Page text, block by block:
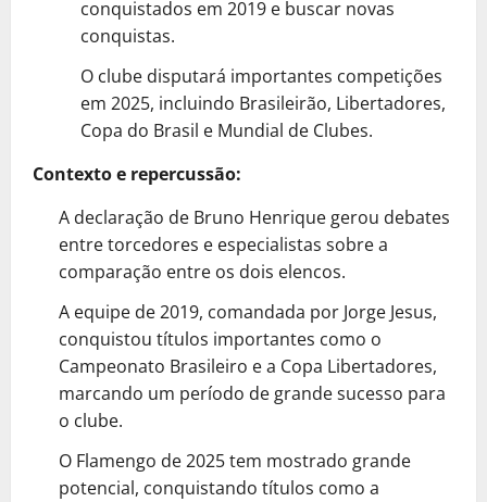
conquistados em 2019 e buscar novas
conquistas.
O clube disputará importantes competições
em 2025, incluindo Brasileirão, Libertadores,
Copa do Brasil e Mundial de Clubes.
Contexto e repercussão:
A declaração de Bruno Henrique gerou debates
entre torcedores e especialistas sobre a
comparação entre os dois elencos.
A equipe de 2019, comandada por Jorge Jesus,
conquistou títulos importantes como o
Campeonato Brasileiro e a Copa Libertadores,
marcando um período de grande sucesso para
o clube.
O Flamengo de 2025 tem mostrado grande
potencial, conquistando títulos como a